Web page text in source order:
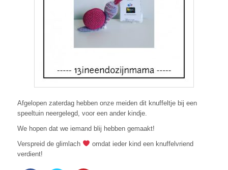
Afgelopen zaterdag hebben onze meiden dit knuffeltje bij een
speeltuin neergelegd, voor een ander kindje.
We hopen dat we iemand blij hebben gemaakt!
Verspreid de glimlach
omdat ieder kind een knuffelvriend
verdient!